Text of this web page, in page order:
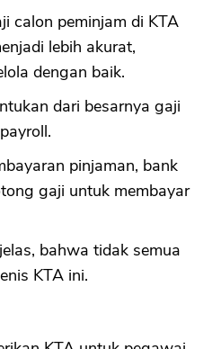
calon peminjam di KTA
lebih akurat,
dengan baik.
dari besarnya gaji
pinjaman, bank
gaji untuk membayar
bahwa tidak semua
KTA ini.